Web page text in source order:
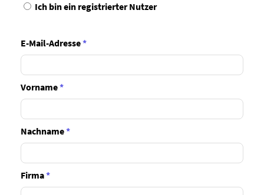
Ich bin ein registrierter Nutzer
E-Mail-Adresse*
Vorname*
Nachname*
Firma*